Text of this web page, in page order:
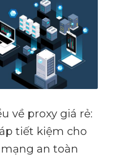
về proxy giá rẻ:
tiết kiệm cho
an toàn